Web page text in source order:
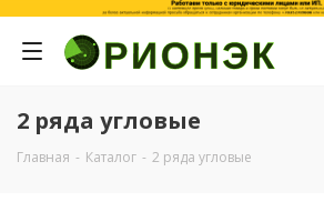
2 ряда угловые
Главная - Каталог - 2 ряда угловые